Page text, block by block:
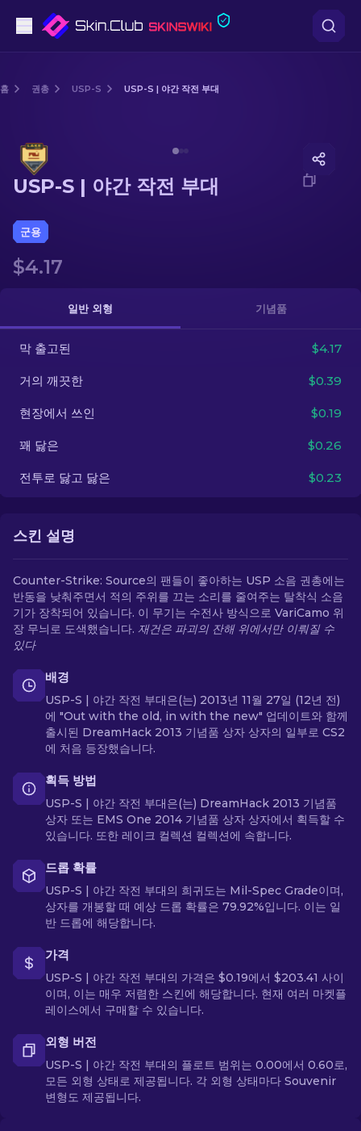
저격소총
장갑
케이스
기타
홈 권총 USP-S USP-S | 야간 작전 부대
USP-S | 야간 작전 부대
군용
$4.17
일반 외형 기념품
막 출고된 $4.17
거의 깨끗한 $0.39
현장에서 쓰인 $0.19
꽤 닳은 $0.26
전투로 닳고 닳은 $0.23
스킨 설명
Counter-Strike: Source의 팬들이 좋아하는 USP 소음 권총에는
반동을 낮춰주면서 적의 주위를 끄는 소리를 줄여주는 탈착식 소음
기가 장착되어 있습니다. 이 무기는 수전사 방식으로 VariCamo 위
장 무늬로 도색했습니다. 재건은 파괴의 잔해 위에서만 이뤄질 수
있다
배경
USP-S | 야간 작전 부대은(는) 2013년 11월 27일 (12년 전)
에 "Out with the old, in with the new" 업데이트와 함께
출시된 DreamHack 2013 기념품 상자 상자의 일부로 CS2
에 처음 등장했습니다.
획득 방법
USP-S | 야간 작전 부대은(는) DreamHack 2013 기념품
상자 또는 EMS One 2014 기념품 상자 상자에서 획득할 수
있습니다. 또한 레이크 컬렉션 컬렉션에 속합니다.
드롭 확률
USP-S | 야간 작전 부대의 희귀도는 Mil-Spec Grade이며,
상자를 개봉할 때 예상 드롭 확률은 79.92%입니다. 이는 일
반 드롭에 해당합니다.
가격
USP-S | 야간 작전 부대의 가격은 $0.19에서 $203.41 사이
이며, 이는 매우 저렴한 스킨에 해당합니다. 현재 여러 마켓플
레이스에서 구매할 수 있습니다.
외형 버전
USP-S | 야간 작전 부대의 플로트 범위는 0.00에서 0.60로,
모든 외형 상태로 제공됩니다. 각 외형 상태마다 Souvenir
변형도 제공됩니다.